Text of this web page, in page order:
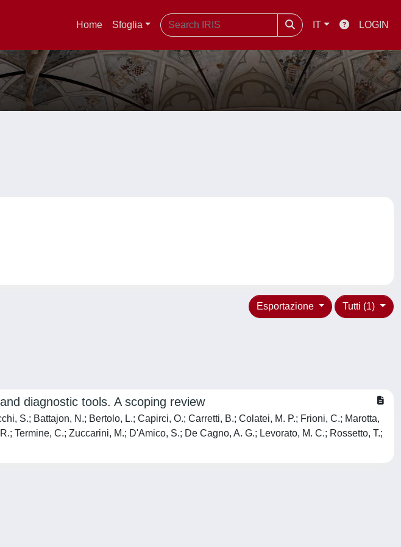
Home Sfoglia IT LOGIN
Tutti (1)
Esportazione
diagnostic tools. A scoping review
S.; Battajon, N.; Bertolo, L.; Capirci, O.; Carretti, B.; Colatei, M. P.; Frioni, C.; Marotta,
Termine, C.; Zuccarini, M.; D'Amico, S.; De Cagno, A. G.; Levorato, M. C.; Rossetto, T.;